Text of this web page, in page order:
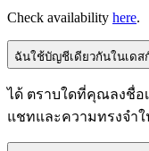
Check availability here.
ฉันใช้บัญชีเดียวกันในเดส
ได้ ตราบใดที่คุณลงชื่อ
แชทและความทรงจำ